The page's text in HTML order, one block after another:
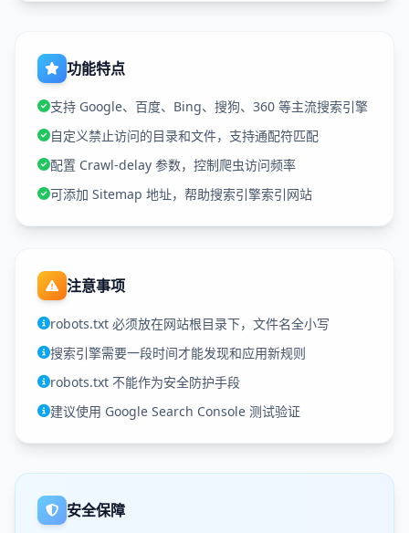
功能特点
支持 Google、百度、Bing、搜狗、360 等主流搜索引擎
自定义禁止访问的目录和文件，支持通配符匹配
配置 Crawl-delay 参数，控制爬虫访问频率
可添加 Sitemap 地址，帮助搜索引擎索引网站
注意事项
robots.txt 必须放在网站根目录下，文件名全小写
搜索引擎需要一段时间才能发现和应用新规则
robots.txt 不能作为安全防护手段
建议使用 Google Search Console 测试验证
安全保障